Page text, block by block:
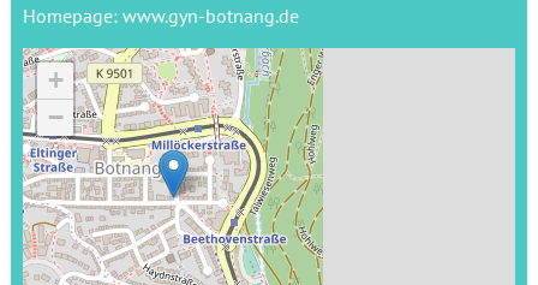
Homepage: www.gyn-botnang.de
+
−